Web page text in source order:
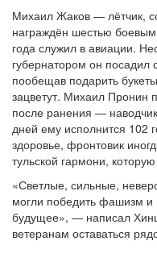
Михаил Жаков — лётчик,
награждён шестью
года служил в авиации.
губернатором он посадил
пообещав подарить
зацветут. Михаил Пронин
после ранения —
дней ему исполнится 102
здоровье, фронтовик
тульской гармони,
«Светлые, сильные,
могли победить фашизм и
будущее», — написал
ветеранам оставаться